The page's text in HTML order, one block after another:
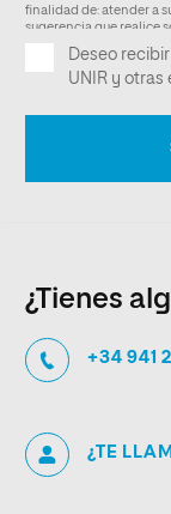
¿Tienes
+34 941
¿TE